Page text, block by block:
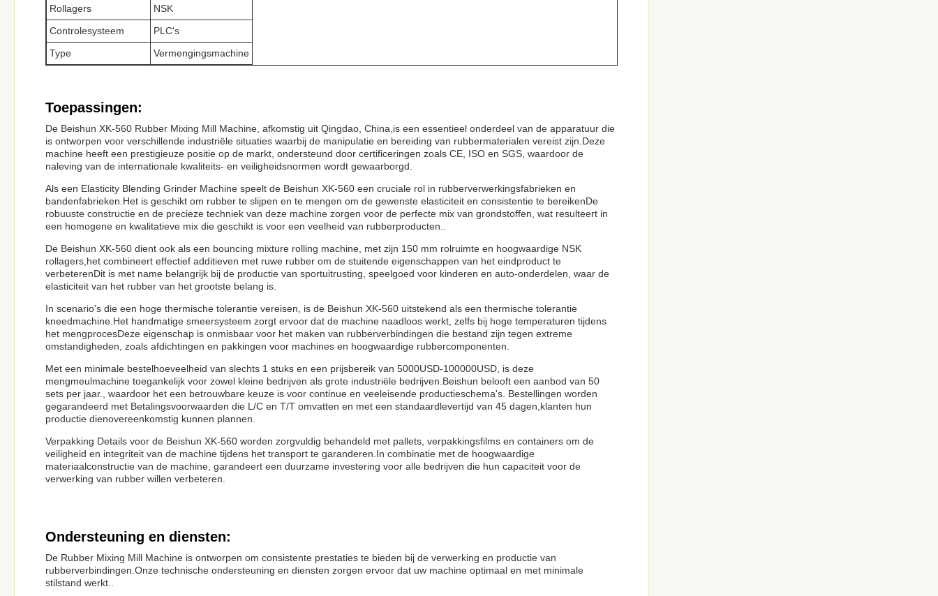
Rollagers
NSK
Controlesysteem
PLC's
Type
Vermengingsmachine
Toepassingen:
De Beishun XK-560 Rubber Mixing Mill Machine, afkomstig uit Qingdao, China,is een essentieel onderdeel van de apparatuur die
is ontworpen voor verschillende industriële situaties waarbij de manipulatie en bereiding van rubbermaterialen vereist zijn.Deze
machine heeft een prestigieuze positie op de markt, ondersteund door certificeringen zoals CE, ISO en SGS, waardoor de
naleving van de internationale kwaliteits- en veiligheidsnormen wordt gewaarborgd.
Als een Elasticity Blending Grinder Machine speelt de Beishun XK-560 een cruciale rol in rubberverwerkingsfabrieken en
bandenfabrieken.Het is geschikt om rubber te slijpen en te mengen om de gewenste elasticiteit en consistentie te bereikenDe
robuuste constructie en de precieze techniek van deze machine zorgen voor de perfecte mix van grondstoffen, wat resulteert in
een homogene en kwalitatieve mix die geschikt is voor een veelheid van rubberproducten..
De Beishun XK-560 dient ook als een bouncing mixture rolling machine, met zijn 150 mm rolruimte en hoogwaardige NSK
rollagers,het combineert effectief additieven met ruwe rubber om de stuitende eigenschappen van het eindproduct te
verbeterenDit is met name belangrijk bij de productie van sportuitrusting, speelgoed voor kinderen en auto-onderdelen, waar de
elasticiteit van het rubber van het grootste belang is.
In scenario's die een hoge thermische tolerantie vereisen, is de Beishun XK-560 uitstekend als een thermische tolerantie
kneedmachine.Het handmatige smeersysteem zorgt ervoor dat de machine naadloos werkt, zelfs bij hoge temperaturen tijdens
het mengprocesDeze eigenschap is onmisbaar voor het maken van rubberverbindingen die bestand zijn tegen extreme
omstandigheden, zoals afdichtingen en pakkingen voor machines en hoogwaardige rubbercomponenten.
Met een minimale bestelhoeveelheid van slechts 1 stuks en een prijsbereik van 5000USD-100000USD, is deze
mengmeulmachine toegankelijk voor zowel kleine bedrijven als grote industriële bedrijven.Beishun belooft een aanbod van 50
sets per jaar., waardoor het een betrouwbare keuze is voor continue en veeleisende productieschema's. Bestellingen worden
gegarandeerd met Betalingsvoorwaarden die L/C en T/T omvatten en met een standaardlevertijd van 45 dagen,klanten hun
productie dienovereenkomstig kunnen plannen.
Verpakking Details voor de Beishun XK-560 worden zorgvuldig behandeld met pallets, verpakkingsfilms en containers om de
veiligheid en integriteit van de machine tijdens het transport te garanderen.In combinatie met de hoogwaardige
materiaalconstructie van de machine, garandeert een duurzame investering voor alle bedrijven die hun capaciteit voor de
verwerking van rubber willen verbeteren.
Ondersteuning en diensten:
De Rubber Mixing Mill Machine is ontworpen om consistente prestaties te bieden bij de verwerking en productie van
rubberverbindingen.Onze technische ondersteuning en diensten zorgen ervoor dat uw machine optimaal en met minimale
stilstand werkt..